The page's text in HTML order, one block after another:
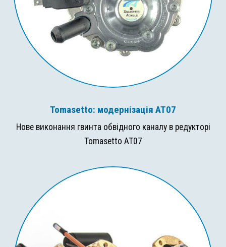
Tomasetto: модернізація AT07
Нове виконання гвинта обвідного каналу в редукторі
Tomasetto AT07